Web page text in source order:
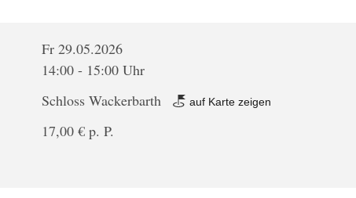
Fr 29.05.2026
14:00 - 15:00 Uhr
Schloss Wackerbarth auf Karte zeigen
17,00 € p. P.